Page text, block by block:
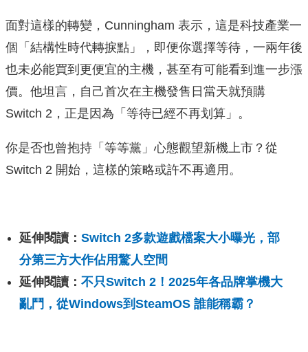
面對這樣的轉變，Cunningham 表示，這是科技產業一
個「結構性時代轉捩點」，即便你選擇等待，一兩年後
也未必能買到更便宜的主機，甚至有可能看到進一步漲
價。他坦言，自己首次在主機發售日當天就預購
Switch 2，正是因為「等待已經不再划算」。
你是否也曾抱持「等等黨」心態觀望新機上市？從
Switch 2 開始，這樣的策略或許不再適用。
延伸閱讀： Switch 2多款遊戲檔案大小曝光，部
分第三方大作佔用驚人空間
延伸閱讀： 不只Switch 2！2025年各品牌掌機大
亂鬥，從Windows到SteamOS 誰能稱霸？